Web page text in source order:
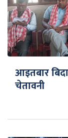
आइतबार
चेतावनी